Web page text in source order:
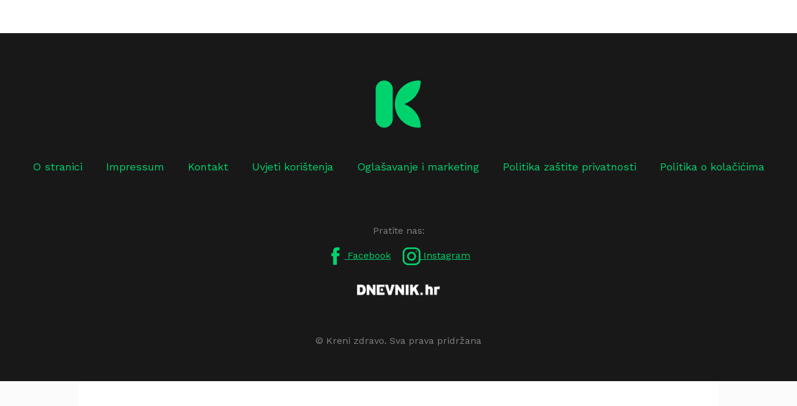
O stranici Impressum Kontakt Uvjeti korištenja Oglašavanje i marketing Politika zaštite privatnosti Politika o kolačićima
Pratite nas:
Facebook Instagram
© Kreni zdravo. Sva prava pridržana